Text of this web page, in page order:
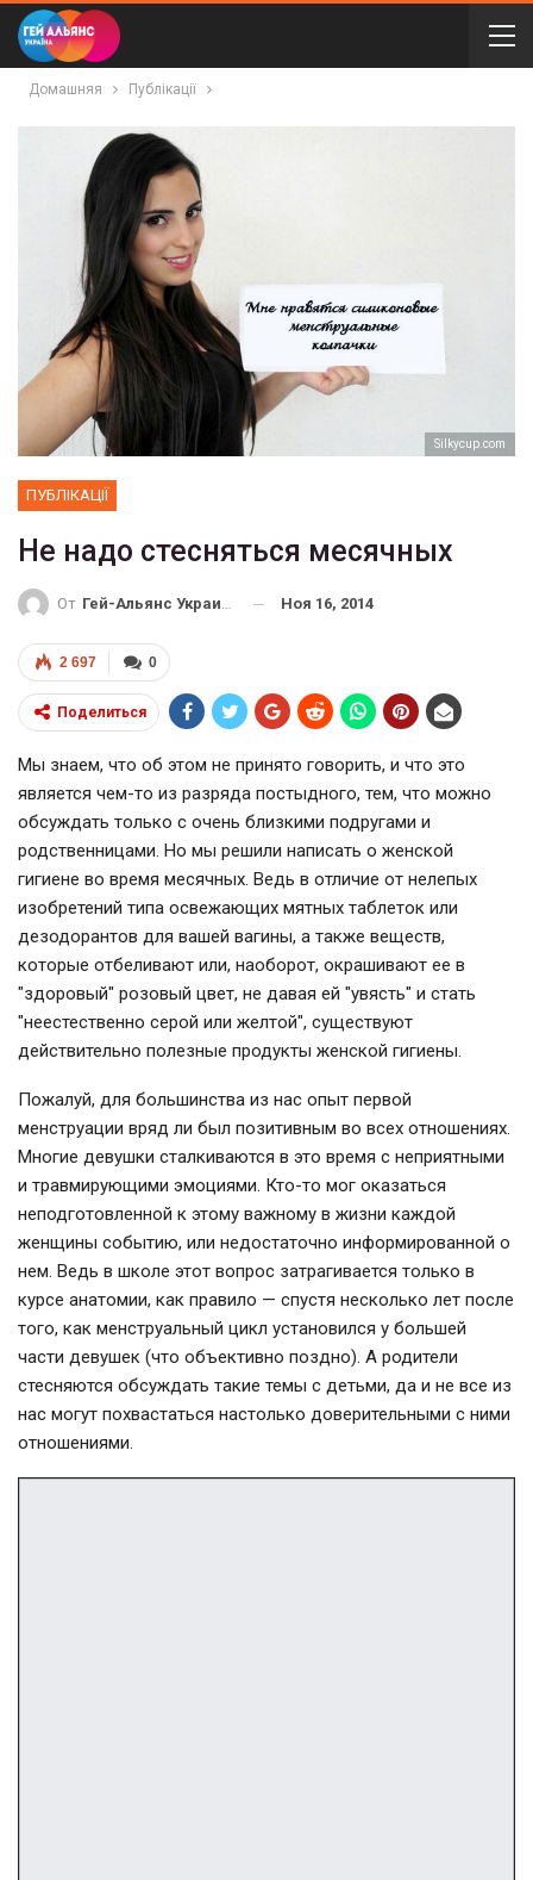
Домашняя Публікації
Silkycup.com
ПУБЛІКАЦІЇ
Не надо стесняться месячных
От Гей-Альянс Украина Ноя 16, 2014
0
2 697
Поделиться
Мы знаем, что об этом не принято говорить, и что это
является чем-то из разряда постыдного, тем, что можно
обсуждать только с очень близкими подругами и
родственницами. Но мы решили написать о женской
гигиене во время месячных. Ведь в отличие от нелепых
изобретений типа освежающих мятных таблеток или
дезодорантов для вашей вагины, а также веществ,
которые отбеливают или, наоборот, окрашивают ее в
"здоровый" розовый цвет, не давая ей "увясть" и стать
"неестественно серой или желтой", существуют
действительно полезные продукты женской гигиены.
Пожалуй, для большинства из нас опыт первой
менструации вряд ли был позитивным во всех отношениях.
Многие девушки сталкиваются в это время с неприятными
и травмирующими эмоциями. Кто-то мог оказаться
неподготовленной к этому важному в жизни каждой
женщины событию, или недостаточно информированной о
нем. Ведь в школе этот вопрос затрагивается только в
курсе анатомии, как правило — спустя несколько лет после
того, как менструальный цикл установился у большей
части девушек (что объективно поздно). А родители
стесняются обсуждать такие темы с детьми, да и не все из
нас могут похвастаться настолько доверительными с ними
отношениями.